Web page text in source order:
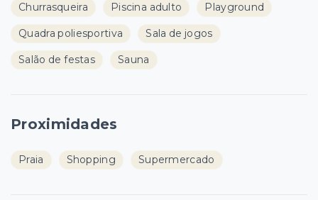
Churrasqueira Piscina adulto Playground
Quadra poliesportiva Sala de jogos
Salão de festas Sauna
Proximidades
Praia Shopping Supermercado